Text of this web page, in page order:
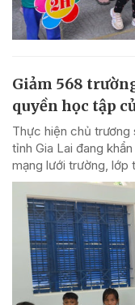
Giảm 568
quyền học tập
Thực hiện chủ
tỉnh Gia Lai đang
mạng lưới trường, lớp